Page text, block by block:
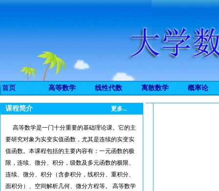
首页 高等数学 线性代数 离散数学 概率论
课程简介 更多...
高等数学是一门十分重要的基础理论课。它的主
要研究对象为实变实值函数，尤其是连续的实变实
值函数。本课程包括的主要内容有：一元函数的极
限，连续、微分、积分，级数及多元函数的极限、
连续、微分、积分（含参积分，线积分、重积分、
面积分）、空间解析几何、微分方程等。 高等数学